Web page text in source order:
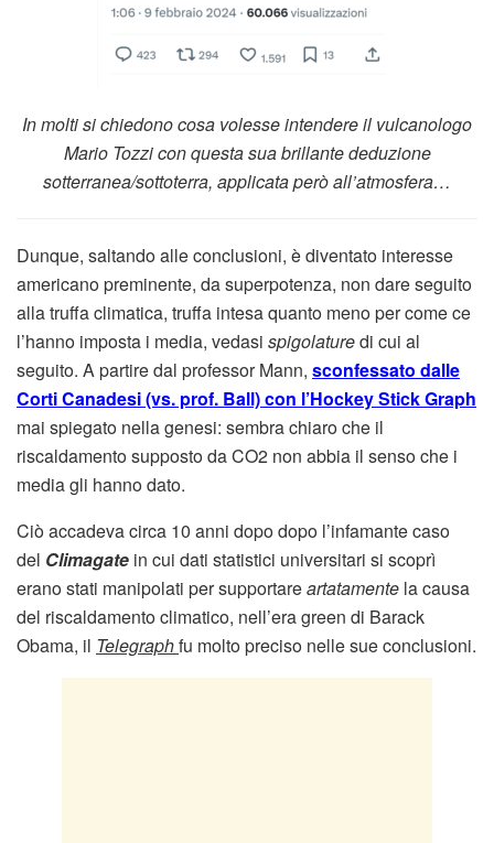
In molti si chiedono cosa volesse intendere il vulcanologo
Mario Tozzi con questa sua brillante deduzione
sotterranea/sottoterra, applicata però all’atmosfera…
Dunque, saltando alle conclusioni, è diventato interesse
americano preminente, da superpotenza, non dare seguito
alla truffa climatica, truffa intesa quanto meno per come ce
l’hanno imposta i media, vedasi spigolaturedi cui al
seguito. A partire dal professor Mann, sconfessato dalle
Corti Canadesi (vs. prof. Ball) con l’Hockey Stick Graph
mai spiegato nella genesi: sembra chiaro che il
riscaldamento supposto da CO2 non abbia il senso che i
media gli hanno dato.
Ciò accadeva circa 10 anni dopo dopo l’infamante caso
del Climagate in cui dati statistici universitari si scoprì
erano stati manipolati per supportareartatamente la causa
del riscaldamento climatico, nell’era green di Barack
Obama, il Telegraphfu molto preciso nelle sue conclusioni.